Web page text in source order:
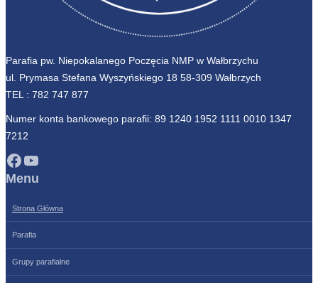
Parafia pw. Niepokalanego Poczęcia NMP w Wałbrzychu
ul. Prymasa Stefana Wyszyńskiego 18 58-309 Wałbrzych
TEL : 782 747 877
Numer konta bankowego parafii: 89 1240 1952 1111 0010 1347
7212
Facebook YouTube
Menu
Strona Główna
Parafia
Grupy parafialne